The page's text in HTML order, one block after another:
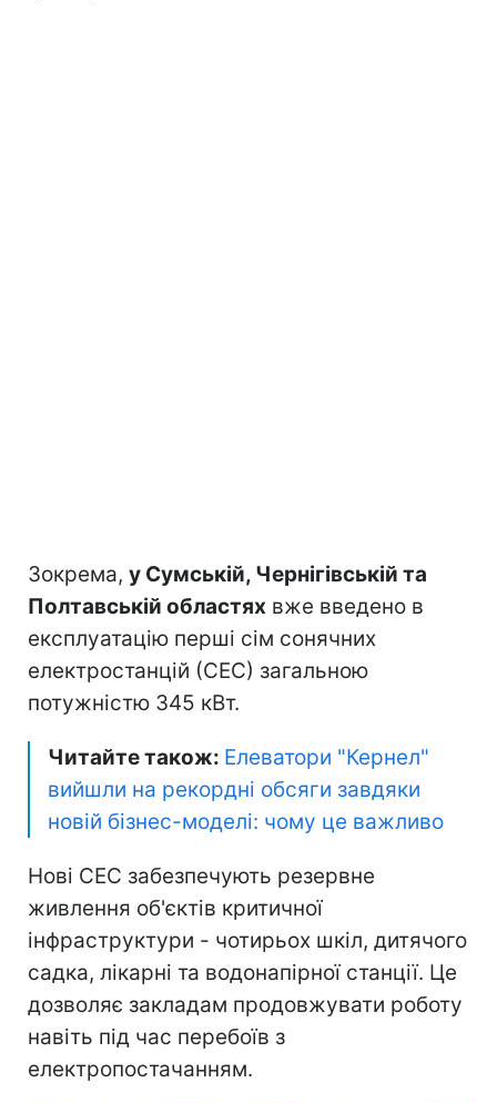
Зокрема, у Сумській, Чернігівській та
Полтавській областях вже введено в
експлуатацію перші сім сонячних
електростанцій (СЕС) загальною
потужністю 345 кВт.
Читайте також: Елеватори "Кернел"
вийшли на рекордні обсяги завдяки
новій бізнес-моделі: чому це важливо
Нові СЕС забезпечують резервне
живлення об'єктів критичної
інфраструктури - чотирьох шкіл, дитячого
садка, лікарні та водонапірної станції. Це
дозволяє закладам продовжувати роботу
навіть під час перебоїв з
електропостачанням.